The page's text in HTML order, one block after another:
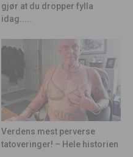
gjør at du dropper fylla
idag.....
Verdens mest perverse
tatoveringer! – Hele historien